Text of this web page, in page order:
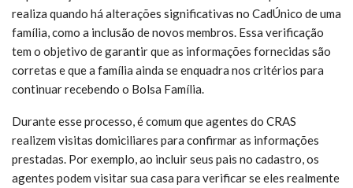
realiza quando há alterações significativas no CadÚnico de uma
família, como a inclusão de novos membros. Essa verificação
tem o objetivo de garantir que as informações fornecidas são
corretas e que a família ainda se enquadra nos critérios para
continuar recebendo o Bolsa Família.
Durante esse processo, é comum que agentes do CRAS
realizem visitas domiciliares para confirmar as informações
prestadas. Por exemplo, ao incluir seus pais no cadastro, os
agentes podem visitar sua casa para verificar se eles realmente